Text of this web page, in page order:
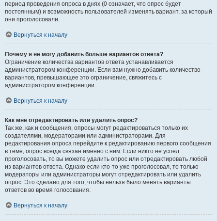
период проведения опроса в днях (0 означает, что опрос будет
постоянным) и возможность пользователей изменять вариант, за который
они проголосовали.
Вернуться к началу
Почему я не могу добавить больше вариантов ответа?
Ограничение количества вариантов ответа устанавливается
администратором конференции. Если вам нужно добавить количество
вариантов, превышающее это ограничение, свяжитесь с
администратором конференции.
Вернуться к началу
Как мне отредактировать или удалить опрос?
Так же, как и сообщения, опросы могут редактироваться только их
создателями, модераторами или администраторами. Для
редактирования опроса перейдите к редактированию первого сообщения
в теме; опрос всегда связан именно с ним. Если никто не успел
проголосовать, то вы можете удалить опрос или отредактировать любой
из вариантов ответа. Однако если кто-то уже проголосовал, то только
модераторы или администраторы могут отредактировать или удалить
опрос. Это сделано для того, чтобы нельзя было менять варианты
ответов во время голосования.
Вернуться к началу